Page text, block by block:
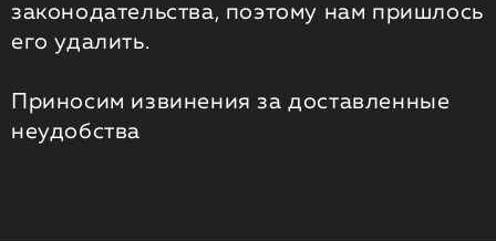
законодательства, поэтому нам пришлось
его удалить.
Приносим извинения за доставленные
неудобства